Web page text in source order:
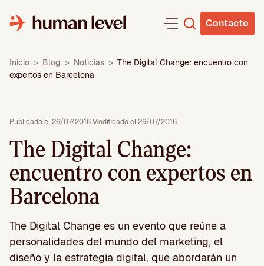
contenido
Contacto
Inicio > Blog > Noticias > The Digital Change: encuentro con
expertos en Barcelona
Publicado el 26/07/2016·Modificado el 26/07/2016
The Digital Change:
encuentro con expertos en
Barcelona
The Digital Change es un evento que reúne a
personalidades del mundo del marketing, el
diseño y la estrategia digital, que abordarán un